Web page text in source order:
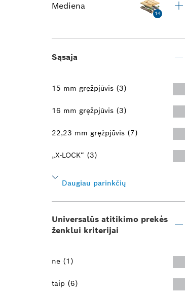
Mediena
14
Sąsaja
15 mm gręžpjūvis (3)
16 mm gręžpjūvis (3)
22,23 mm gręžpjūvis (7)
„X-LOCK“ (3)
Daugiau parinkčių
Universalūs atitikimo prekės
ženklui kriterijai
ne (1)
taip (6)